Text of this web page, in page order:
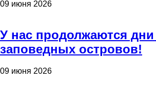
09 июня 2026
У нас продолжаются дни
заповедных островов!
09 июня 2026